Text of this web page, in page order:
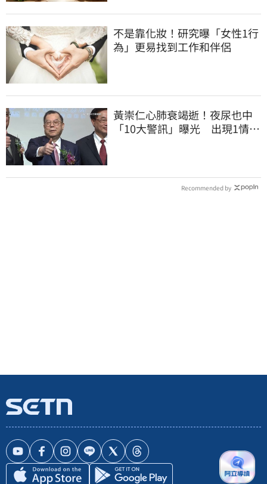
不是靠化妝！研究曝「女性1行
為」更易找到工作和伴侶
黃崇仁心肺衰竭逝！夜尿也中
「10大警訊」曝光 出現1情況
Recommended by